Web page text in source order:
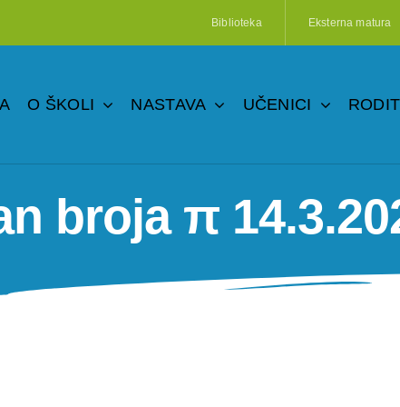
Biblioteka Eksterna matura
O ŠKOLI NASTAVA UČENICI
broja π